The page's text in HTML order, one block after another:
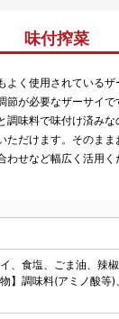
味付搾菜
よく使用されている
節が必要なザーサイ
調味料で味付け済み
ただけます。そのま
せなど幅広く活用く
、食塩、ごま油、辣
物】調味料(アミノ酸等